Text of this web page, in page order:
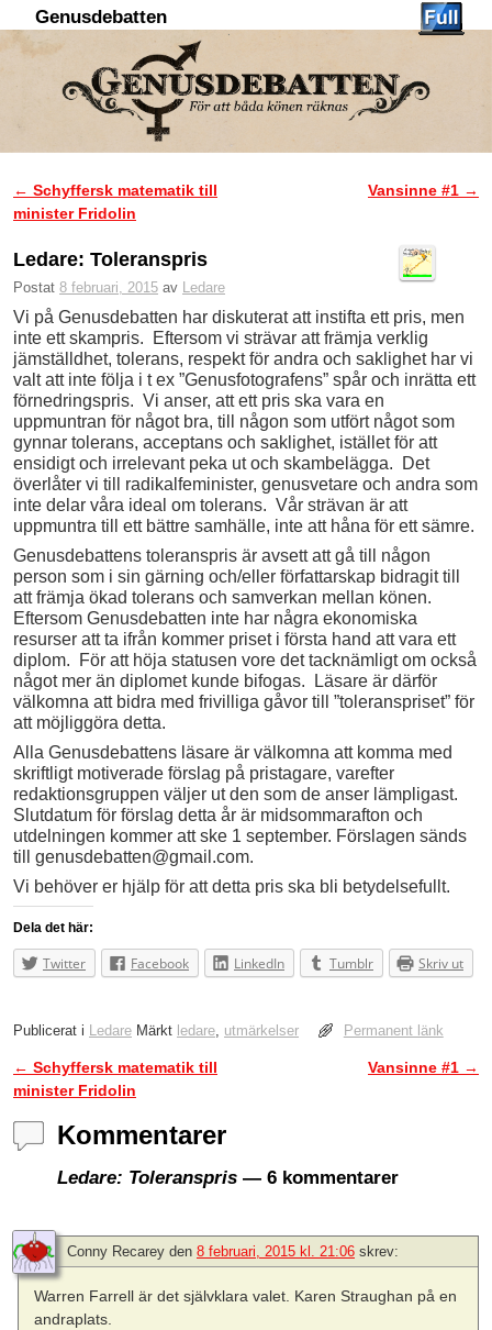
Genusdebatten
Inläggsnavigering
← Schyffersk matematik till
minister Fridolin
Vansinne #1 →
Ledare: Toleranspris
Postat 8 februari, 2015 av Ledare
Vi på Genusdebatten har diskuterat att instifta ett pris, men
inte ett skampris. Eftersom vi strävar att främja verklig
jämställdhet, tolerans, respekt för andra och saklighet har vi
valt att inte följa i t ex ”Genusfotografens” spår och inrätta ett
förnedringspris. Vi anser, att ett pris ska vara en
uppmuntran för något bra, till någon som utfört något som
gynnar tolerans, acceptans och saklighet, istället för att
ensidigt och irrelevant peka ut och skambelägga. Det
överlåter vi till radikalfeminister, genusvetare och andra som
inte delar våra ideal om tolerans. Vår strävan är att
uppmuntra till ett bättre samhälle, inte att håna för ett sämre.
Genusdebattens toleranspris är avsett att gå till någon
person som i sin gärning och/eller författarskap bidragit till
att främja ökad tolerans och samverkan mellan könen.
Eftersom Genusdebatten inte har några ekonomiska
resurser att ta ifrån kommer priset i första hand att vara ett
diplom. För att höja statusen vore det tacknämligt om också
något mer än diplomet kunde bifogas. Läsare är därför
välkomna att bidra med frivilliga gåvor till ”toleranspriset” för
att möjliggöra detta.
Alla Genusdebattens läsare är välkomna att komma med
skriftligt motiverade förslag på pristagare, varefter
redaktionsgruppen väljer ut den som de anser lämpligast.
Slutdatum för förslag detta år är midsommarafton och
utdelningen kommer att ske 1 september. Förslagen sänds
till genusdebatten@gmail.com.
Vi behöver er hjälp för att detta pris ska bli betydelsefullt.
Dela det här:
Twitter Facebook LinkedIn Tumblr Skriv ut
Publicerat i Ledare Märkt ledare, utmärkelser Permanent länk
Inläggsnavigering
← Schyffersk matematik till
minister Fridolin
Vansinne #1 →
Kommentarer
Ledare: Toleranspris — 6 kommentarer
Conny Recarey den 8 februari, 2015 kl. 21:06 skrev:
Warren Farrell är det självklara valet. Karen Straughan på en
andraplats.